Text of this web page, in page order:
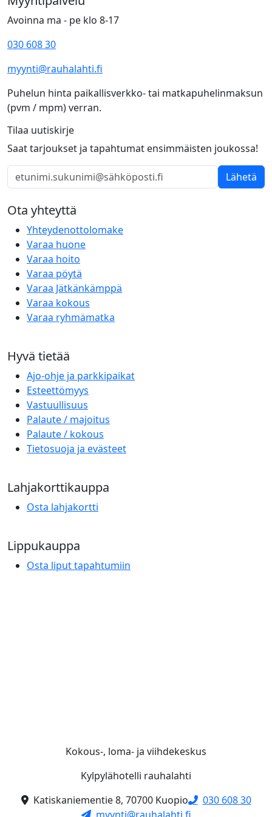
Avoinna ma - pe klo 8-17
030 608 30
myynti@rauhalahti.fi
Puhelun hinta paikallisverkko- tai matkapuhelinmaksun
(pvm / mpm) verran.
Tilaa uutiskirje
Saat tarjoukset ja tapahtumat ensimmäisten joukossa!
Lähetä
Ota yhteyttä
Yhteydenottolomake
Varaa huone
Varaa hoito
Varaa pöytä
Varaa Jätkänkämppä
Varaa kokous
Varaa ryhmämatka
Hyvä tietää
Ajo-ohje ja parkkipaikat
Esteettömyys
Vastuullisuus
Palaute / majoitus
Palaute / kokous
Tietosuoja ja evästeet
Lahjakorttikauppa
Osta lahjakortti
Lippukauppa
Osta liput tapahtumiin
Kokous-, loma- ja viihdekeskus
Kylpylähotelli rauhalahti
Katiskaniementie 8, 70700 Kuopio
030 608 30